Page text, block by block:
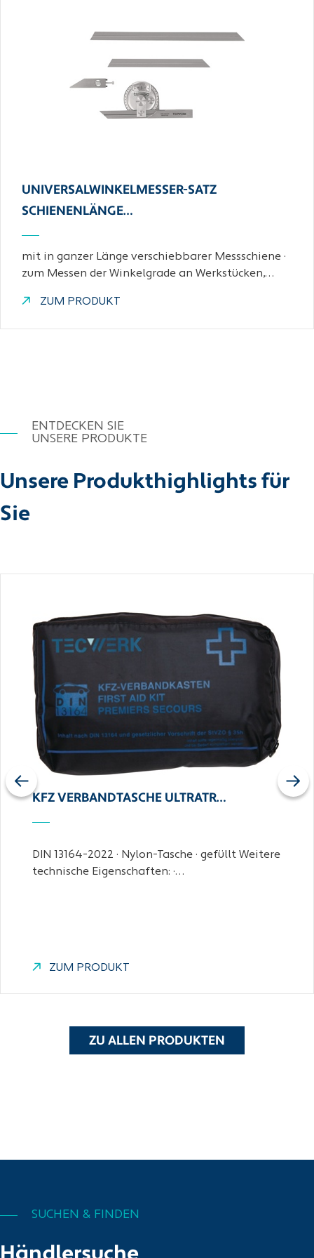
UNIVERSALWINKELMESSER-SATZ
SCHIENENLÄNGE…
mit in ganzer Länge verschiebbarer Messschiene ·
zum Messen der Winkelgrade an Werkstücken,…
ZUM PRODUKT
ENTDECKEN SIE
UNSERE PRODUKTE
Unsere Produkthighlights für
Sie
KFZ VERBANDTASCHE ULTRATR…
DIN 13164-2022 · Nylon-Tasche · gefüllt Weitere
technische Eigenschaften: ·…
ZUM PRODUKT
Previous Next
ZU ALLEN PRODUKTEN
SUCHEN & FINDEN